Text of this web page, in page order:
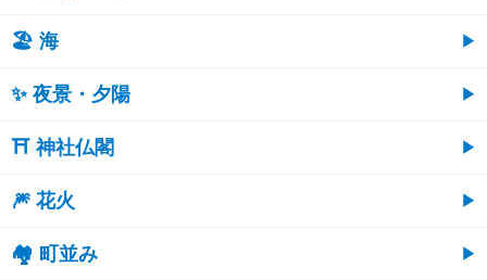
🏖 海
✨ 夜景・夕陽
⛩ 神社仏閣
🎆 花火
🏘 町並み